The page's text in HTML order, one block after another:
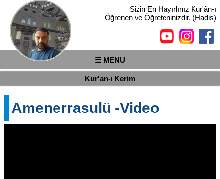
Sizin En Hayırlınız Kur'ân-ı
Öğrenen ve Öğreteninizdir. (Hadis)
☰ MENU
Kur'an-ı Kerim
Amenerrasulü -Video